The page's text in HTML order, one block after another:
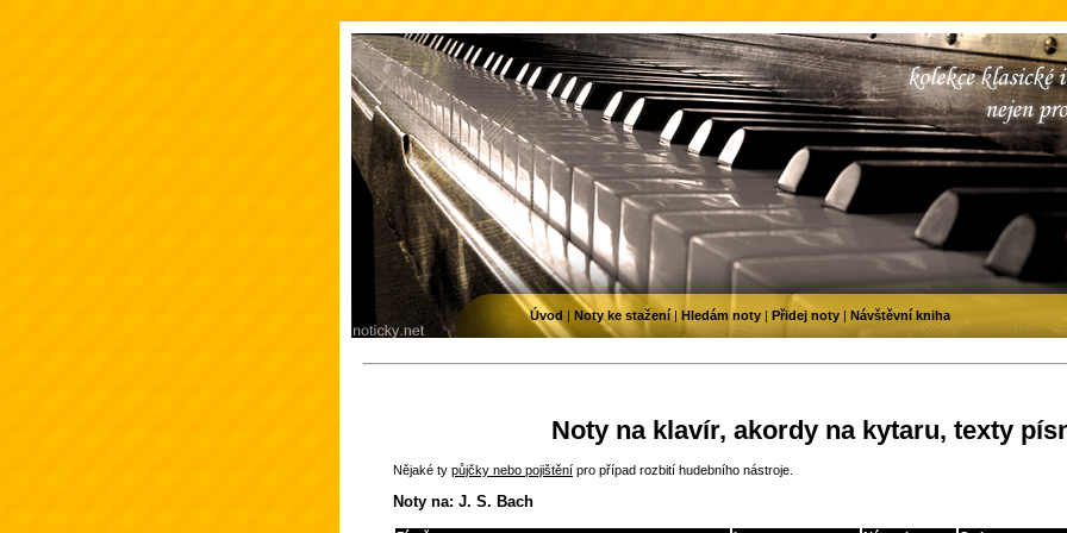
Noty na klavír, akordy na kytaru, texty
Nějaké ty půjčky nebo pojištění pro případ rozbití hudebního nástroje.
Noty na: J. S. Bach
Úvod | Noty ke stažení| Hledám noty | Přidej noty | Návštěvní kniha